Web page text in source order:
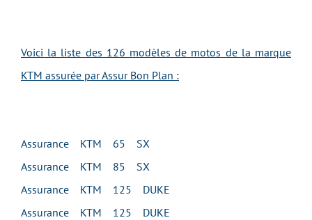
Voici la liste des 126 modèles de motos de la marque
KTM assurée par Assur Bon Plan :
Assurance KTM 65 SX
Assurance KTM 85 SX
Assurance KTM 125 DUKE
Assurance KTM 125 DUKE